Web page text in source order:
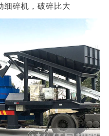
细碎机，破碎比大